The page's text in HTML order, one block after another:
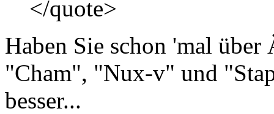
</quote>
Haben Sie schon 'mal
"Cham", "Nux-v" und
besser...